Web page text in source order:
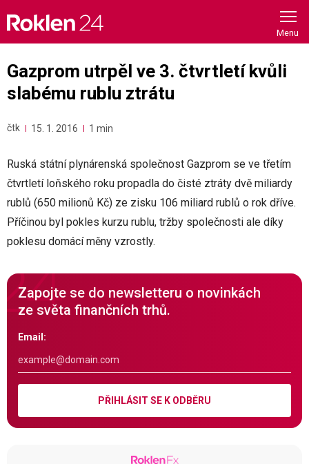
content
Gazprom utrpěl ve 3. čtvrtletí kvůli
slabému rublu ztrátu
čtk 15. 1. 2016 1 min
Ruská státní plynárenská společnost Gazprom se ve třetím
čtvrtletí loňského roku propadla do čisté ztráty dvě miliardy
rublů (650 milionů Kč) ze zisku 106 miliard rublů o rok dříve.
Příčinou byl pokles kurzu rublu, tržby společnosti ale díky
poklesu domácí měny vzrostly.
Zapojte se do newsletteru o novinkách
ze světa finančních trhů.
Email:
PŘIHLÁSIT SE K ODBĚRU